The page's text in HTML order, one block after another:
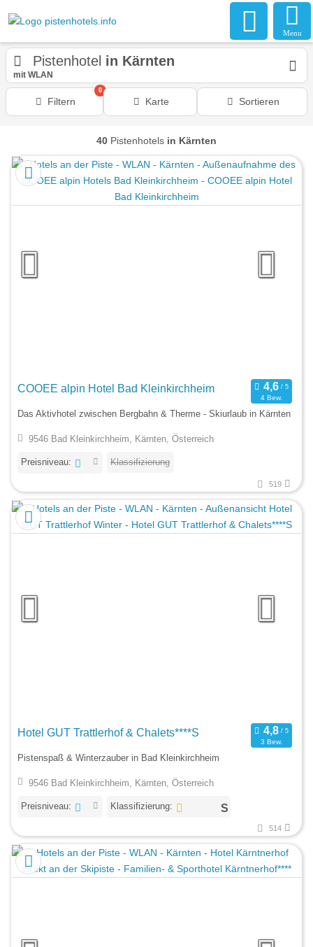
Menu
Pistenhotel in Kärnten
mit WLAN
Filtern
0
Karte Sortieren
40 Pistenhotels in Kärnten
COOEE alpin Hotel Bad Kleinkirchheim
4 Bew.
Das Aktivhotel zwischen Bergbahn & Therme - Skiurlaub in Kärnten
9546 Bad Kleinkirchheim, Kärnten, Österreich
Preisniveau: Klassifizierung
519
Hotel GUT Trattlerhof & Chalets****S
3 Bew.
Pistenspaß & Winterzauber in Bad Kleinkirchheim
9546 Bad Kleinkirchheim, Kärnten, Österreich
Preisniveau: Klassifizierung:
514